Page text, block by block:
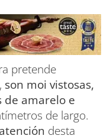
pretende
son moi vistosas,
de amarelo e
de largo.
desta